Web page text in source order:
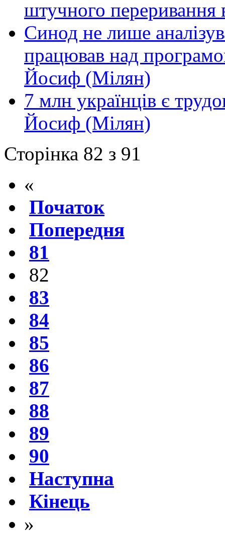
штучного переривання
Синод не лише
працював над
Йосиф (Мілян)
7 млн українців є
Йосиф (Мілян)
Сторінка 82 з 91
«
Початок
Попередня
81
82
83
84
85
86
87
88
89
90
Наступна
Кінець
»